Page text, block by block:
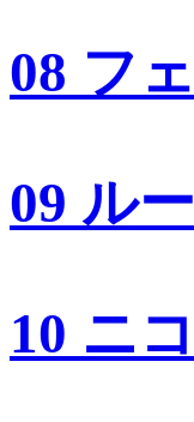
08 フ
09 ル
10 ニ